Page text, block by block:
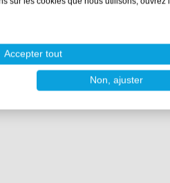
Accepter tout
Non, ajuster